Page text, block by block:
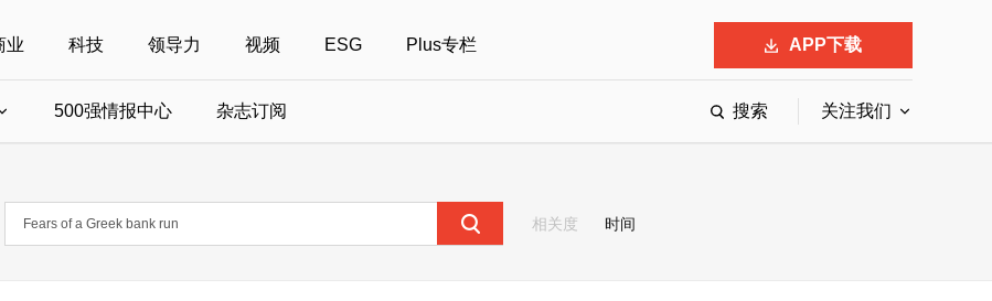
性
业 科技 领导力 视频 ESG Plus专栏 APP下载
中国40位40岁以下的商界精英申报 中国最具社会影响力的创业公司申报
财富MPW女性峰会 财富40U40创想会
500强情报中心 杂志订阅 搜索 关注我们
相关度 时间